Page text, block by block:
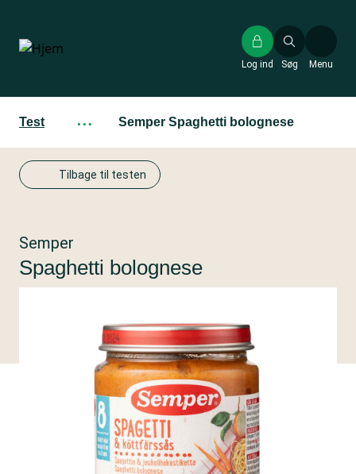
hovedindhold
Søg
Log ind Menu
Test ··· Semper Spaghetti bolognese
Tilbage til testen
Semper
Spaghetti bolognese